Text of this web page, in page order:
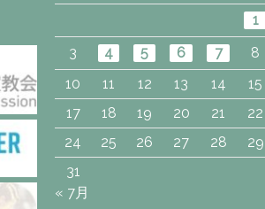
1
3
4 5 6 7 8
10
11 12 13 14 15
17
18 19 20 21 22
24
25 26 27 28 29
31
« 7月